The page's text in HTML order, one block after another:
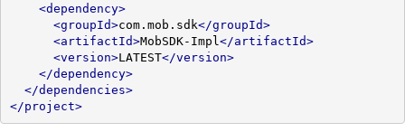
<dependency>
<groupId>com.mob.sdk</groupId>
<artifactId>MobSDK-Impl </artifactId>
<version>LATEST</version>
</dependency>
</dependencies>
</project>